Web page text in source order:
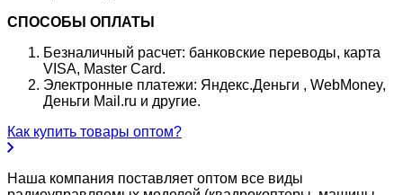
СПОСОБЫ ОПЛАТЫ
Безналичный расчет: банковские переводы, карта
VISA, Master Card.
Электронные платежи: Яндекс.Деньги , WebMoney,
Деньги Mail.ru и другие.
Как купить товары оптом?
Наша компания поставляет оптом все виды